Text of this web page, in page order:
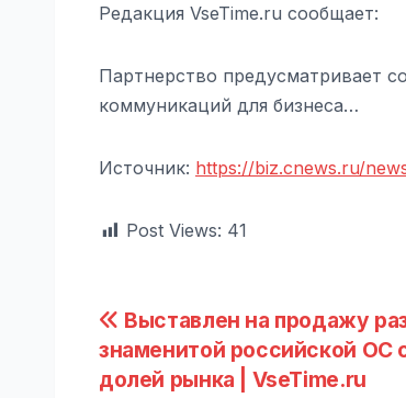
Редакция VseTime.ru сообщает:
Партнерство предусматривает
коммуникаций для бизнеса…
Источник: https://biz.cnews.ru/
Post Views: 41
Навигация
по
Выставлен на продажу
знаменитой российской ОС
долей рынка | VseTime.ru